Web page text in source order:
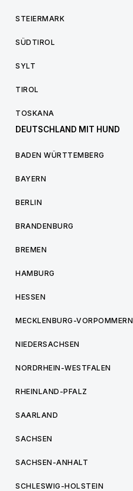
STEIERMARK
SÜDTIROL
SYLT
TIROL
TOSKANA
DEUTSCHLAND MIT HUND
BADEN WÜRTTEMBERG
BAYERN
BERLIN
BRANDENBURG
BREMEN
HAMBURG
HESSEN
MECKLENBURG-VORPOMMERN
NIEDERSACHSEN
NORDRHEIN-WESTFALEN
RHEINLAND-PFALZ
SAARLAND
SACHSEN
SACHSEN-ANHALT
SCHLESWIG-HOLSTEIN